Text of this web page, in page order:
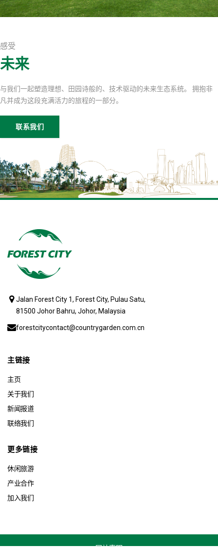
感受
未来
与我们一起塑造理想、田园诗般的、技术驱动的未来生态系统。 拥抱非
凡并成为这段充满活力的旅程的一部分。
联系我们
Jalan Forest City 1, Forest City, Pulau Satu,
81500 Johor Bahru, Johor, Malaysia
forestcitycontact@countrygarden.com.cn
主链接
主页
关于我们
新闻报道
联络我们
更多链接
休闲旅游
产业合作
加入我们